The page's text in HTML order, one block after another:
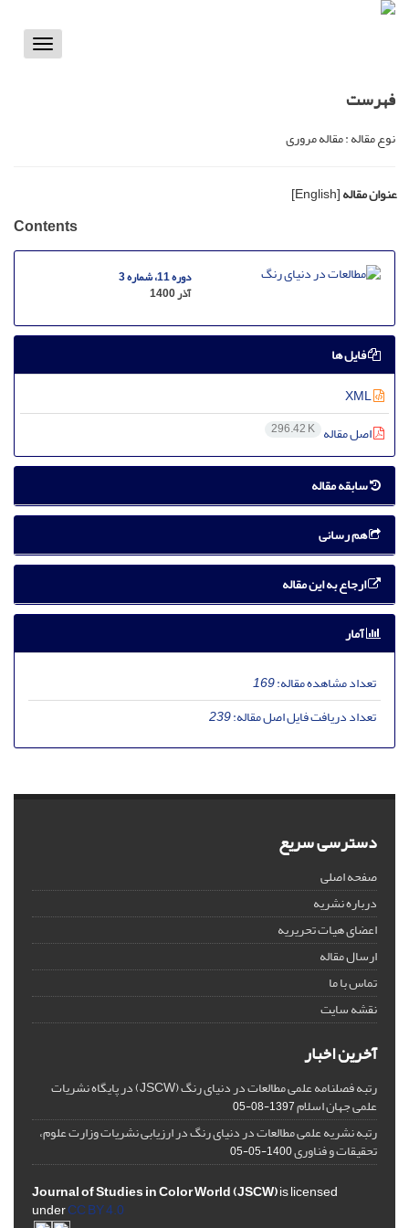
Toggle
فهرست
نوع مقاله : مقاله مروری
عنوان مقاله[English]
Contents
دوره 11، شماره 3
آذر 1400
فایل ها
اصل مقاله 296.42 K
سابقه مقاله
هم رسانی
ارجاع به این مقاله
آمار
تعداد مشاهده مقاله:169
تعداد دریافت فایل اصل مقاله:239
دسترسی سریع
صفحه اصلی
درباره نشریه
اعضای هیات تحریریه
ارسال مقاله
تماس با ما
نقشه سایت
آخرین اخبار
رتبه فصلنامه علمی مطالعات در دنیای رنگ (JSCW) در پایگاه نشریات
علمی جهان اسلام1397-08-05
رتبه نشریه علمی مطالعات در دنیای رنگ در ارزیابی نشریات وزارت علوم،
تحقیقات و فناوری1400-05-05
Journal of Studies in Color World (JSCW)is licensed
underCC BY 4.0